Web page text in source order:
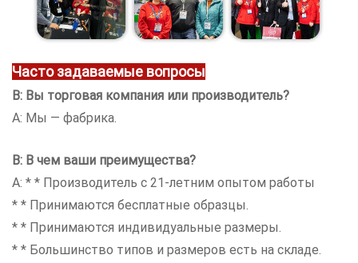
Часто задаваемые вопросы
В: Вы торговая компания или производитель?
A: Мы — фабрика.
В: В чем ваши преимущества?
A: * * Производитель с 21-летним опытом работы
* * Принимаются бесплатные образцы.
* * Принимаются индивидуальные размеры.
* * Большинство типов и размеров есть на складе.